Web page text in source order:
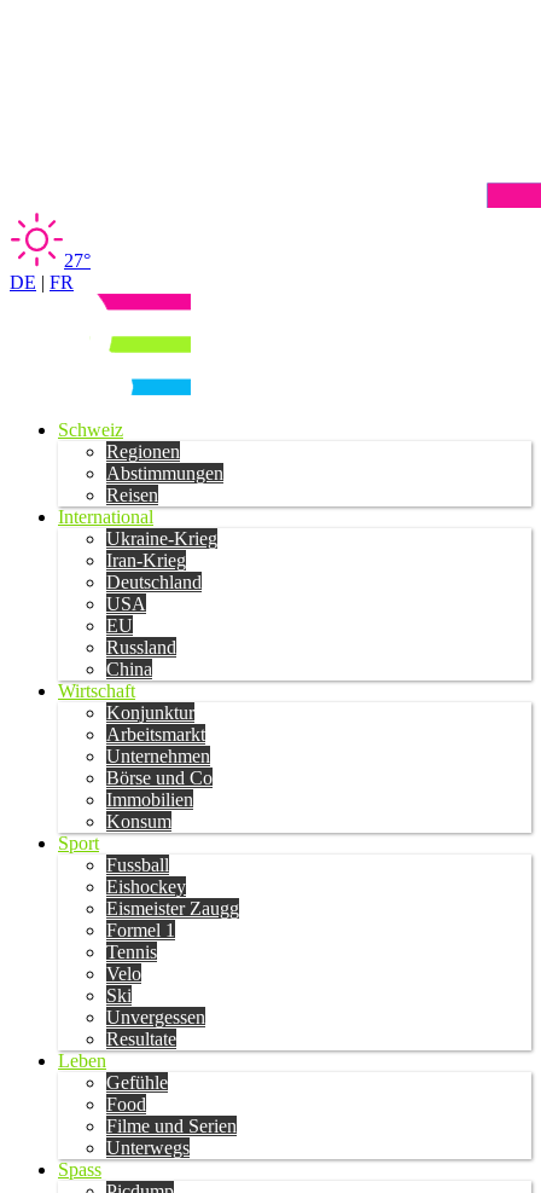
27°
DE | FR
Schweiz
Regionen
Abstimmungen
Reisen
International
Ukraine-Krieg
Iran-Krieg
Deutschland
USA
EU
Russland
China
Wirtschaft
Konjunktur
Arbeitsmarkt
Unternehmen
Börse und Co
Immobilien
Konsum
Sport
Fussball
Eishockey
Eismeister Zaugg
Formel 1
Tennis
Velo
Ski
Unvergessen
Resultate
Leben
Gefühle
Food
Filme und Serien
Unterwegs
Spass